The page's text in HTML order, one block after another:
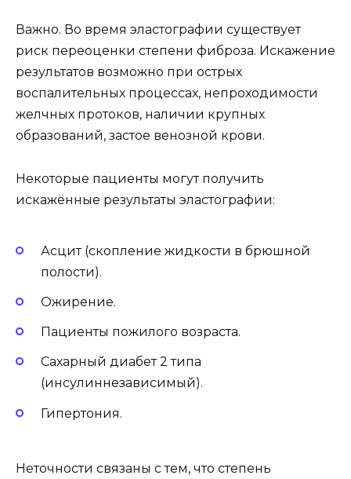
Важно. Во время эластографии существует
риск переоценки степени фиброза. Искажение
результатов возможно при острых
воспалительных процессах, непроходимости
желчных протоков, наличии крупных
образований, застое венозной крови.
Некоторые пациенты могут получить
искажённые результаты эластографии:
Асцит (скопление жидкости в брюшной
полости).
Ожирение.
Пациенты пожилого возраста.
Сахарный диабет 2 типа
(инсулиннезависимый).
Гипертония.
Неточности связаны с тем, что степень